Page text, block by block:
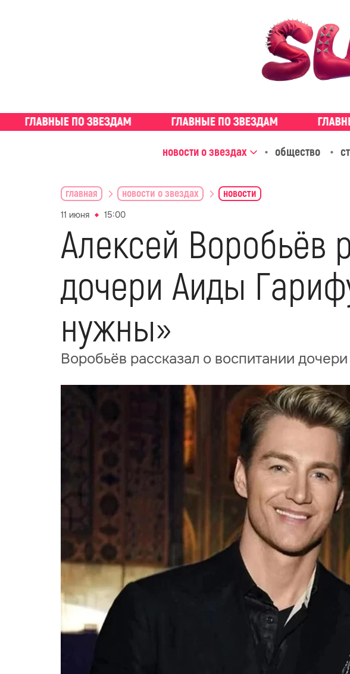
новости о звездах общество
главная новости о звездах новости
11 июня 15:00
Алексей Воробьёв
дочери Аиды
нужны»
Воробьёв рассказал о воспитании